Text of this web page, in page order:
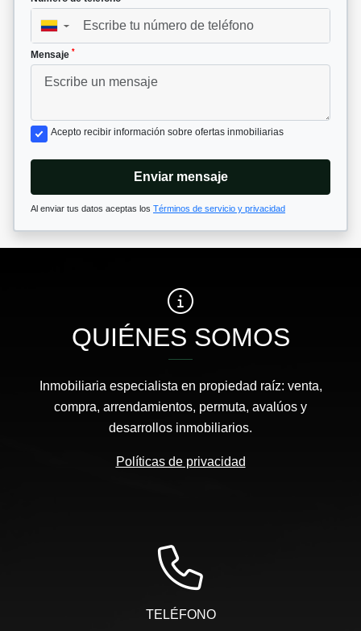
▼
Mensaje *
Acepto recibir información sobre ofertas inmobiliarias
Enviar mensaje
Al enviar tus datos aceptas los Términos de servicio y privacidad
QUIÉNES SOMOS
Inmobiliaria especialista en propiedad raíz: venta,
compra, arrendamientos, permuta, avalúos y
desarrollos inmobiliarios.
Políticas de privacidad
TELÉFONO